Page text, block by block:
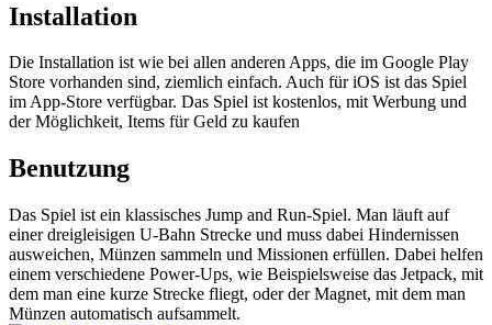
Installation
Die Installation ist wie bei allen anderen Apps, die im Google Play
Store vorhanden sind, ziemlich einfach. Auch für iOS ist das Spiel
im App-Store verfügbar. Das Spiel ist kostenlos, mit Werbung und
der Möglichkeit, Items für Geld zu kaufen
Benutzung
Das Spiel ist ein klassisches Jump and Run-Spiel. Man läuft auf
einer dreigleisigen U-Bahn Strecke und muss dabei Hindernissen
ausweichen, Münzen sammeln und Missionen erfüllen. Dabei helfen
einem verschiedene Power-Ups, wie Beispielsweise das Jetpack, mit
dem man eine kurze Strecke fliegt, oder der Magnet, mit dem man
Münzen automatisch aufsammelt.